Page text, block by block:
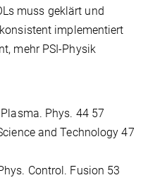
muss geklärt und
implementiert
mehr PSI-Physik
Phys. 44 57
and Technology 47
Control. Fusion 53